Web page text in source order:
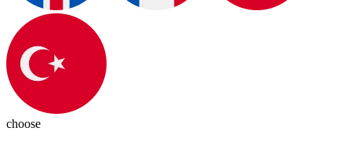
choose